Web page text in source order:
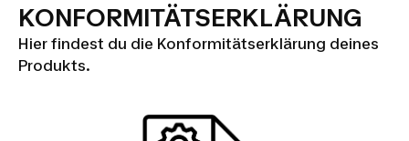
KONFORMITÄTSERKLÄRUNG
Hier findest du die Konformitätserklärung deines
Produkts.